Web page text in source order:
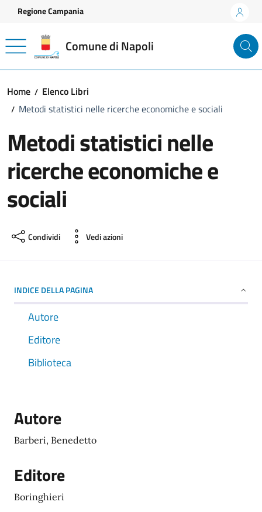
Vai ai contenuti
Vai al footer
Regione Campania
Comune di Napoli
Home
Elenco Libri
Metodi statistici nelle ricerche economiche e sociali
Metodi statistici nelle
ricerche economiche e
sociali
Condividi Vedi azioni
INDICE DELLA PAGINA
Autore
Editore
Biblioteca
Autore
Barberi, Benedetto
Editore
Boringhieri